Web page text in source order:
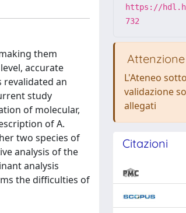
them
accurate
an
study
of molecular,
of A.
two species of
analysis of the
analysis
the difficulties of
https://
732
Attenzione
L'Ateneo
validazione
allegati
Citazioni